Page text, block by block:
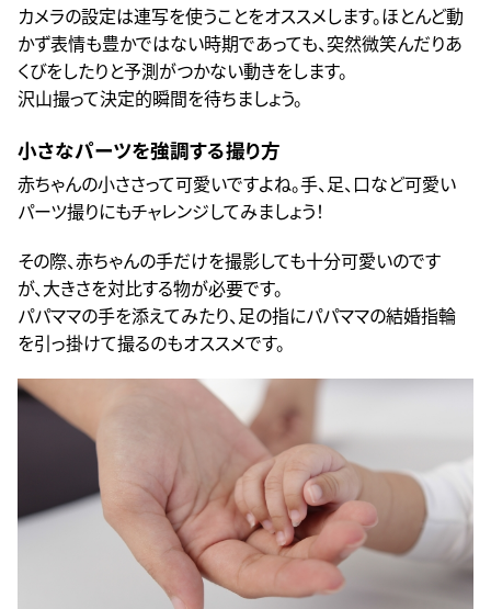
カメラの設定は連写を使うことをオススメします。ほとんど動
かず表情も豊かではない時期であっても、突然微笑んだりあ
くびをしたりと予測がつかない動きをします。
沢山撮って決定的瞬間を待ちましょう。
小さなパーツを強調する撮り方
赤ちゃんの小ささって可愛いですよね。手、足、口など可愛い
パーツ撮りにもチャレンジしてみましょう！
その際、赤ちゃんの手だけを撮影しても十分可愛いのです
が、大きさを対比する物が必要です。
パパママの手を添えてみたり、足の指にパパママの結婚指輪
を引っ掛けて撮るのもオススメです。